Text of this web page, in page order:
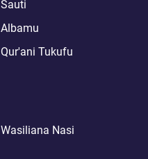
Sauti
Albamu
Qur'ani Tukufu
Wasiliana Nasi